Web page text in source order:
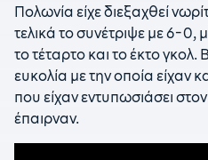
Πολωνία είχε διεξαχθεί
τελικά το συνέτριψε με 6-0,
το τέταρτο και το έκτο γκολ.
ευκολία με την οποία είχαν
που είχαν εντυπωσιάσει
έπαιρναν.